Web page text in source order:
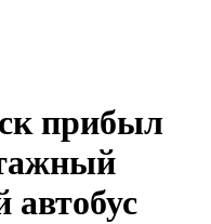
прибыл
автобус